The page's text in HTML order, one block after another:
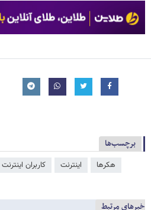
برچسب‌ها
هکرها اینترنت کاربران اینترنت
خبرهای مرتبط